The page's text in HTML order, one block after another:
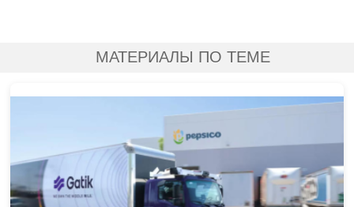
МАТЕРИАЛЫ ПО ТЕМЕ